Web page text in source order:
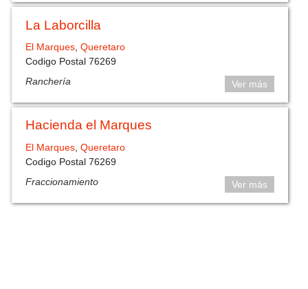
La Laborcilla
El Marques ,Queretaro
Codigo Postal 76269
Ranchería
Ver más
Hacienda el Marques
El Marques ,Queretaro
Codigo Postal 76269
Fraccionamiento
Ver más